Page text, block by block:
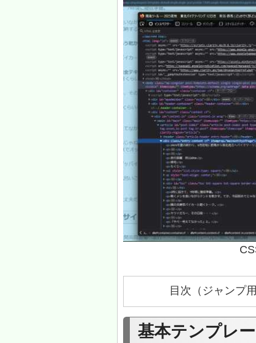
目次（ジャンプ用
基本テンプレ